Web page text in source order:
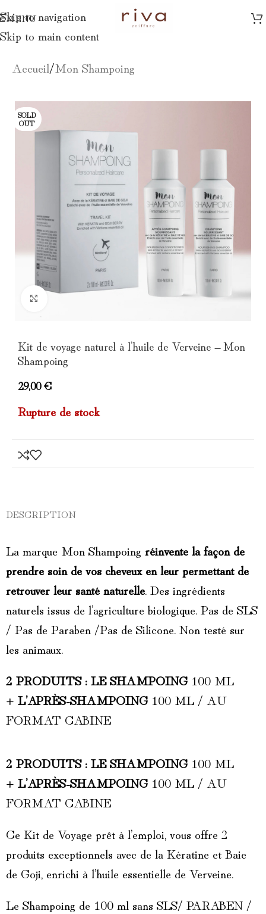
Skip to navigation
Skip to main content
MENU
Accueil/Mon Shampoing
SOLD
OUT
Click to enlarge
Kit de voyage naturel à l’huile de Verveine – Mon
Shampoing
29,00€
Rupture de stock
DESCRIPTION
La marque Mon Shampoing réinvente la façon de
prendre soin de vos cheveux en leur permettant de
retrouver leur santé naturelle. Des ingrédients
naturels issus de l’agriculture biologique. Pas de SLS
/ Pas de Paraben /Pas de Silicone. Non testé sur
les animaux.
2 PRODUITS : LE SHAMPOING 100 ML
+ L’APRÈS-SHAMPOING 100 ML / AU
FORMAT CABINE
2 PRODUITS : LE SHAMPOING 100 ML
+ L’APRÈS-SHAMPOING 100 ML / AU
FORMAT CABINE
Ce Kit de Voyage prêt à l’emploi, vous offre 2
produits exceptionnels avec de la Kératine et Baie
de Goji, enrichi à l’huile essentielle de Verveine.
Le Shampoing de 100 ml sans SLS/ PARABEN /